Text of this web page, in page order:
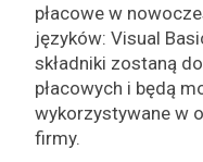
płacowe w
języków: Visual
składniki zostaną
płacowych i będą
wykorzystywane w
firmy.